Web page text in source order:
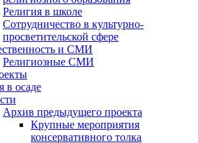
Религия в школе
Сотрудничество в культурно-
просветительской сфере
и СМИ
Религиозные СМИ
в осаде
Архив предыдущего проекта
Крупные мероприятия
консервативного толка